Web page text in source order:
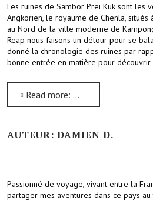
Les ruines de Sambor Prei Kuk sont les
Angkorien, le royaume de Chenla,
au Nord de la ville moderne de
Reap nous faisons un détour pour se
donné la chronologie des ruines par
bonne entrée en matière pour
Read more: Ruines pré Angkoriennes de Sambor Prei Kuk
AUTEUR: DAMIEN D.
Passionné de voyage, vivant entre la
partager mes aventures dans ce pays